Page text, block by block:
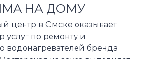
НА ДОМУ
центр в Омске оказывает
услуг по ремонту и
водонагревателей бренда